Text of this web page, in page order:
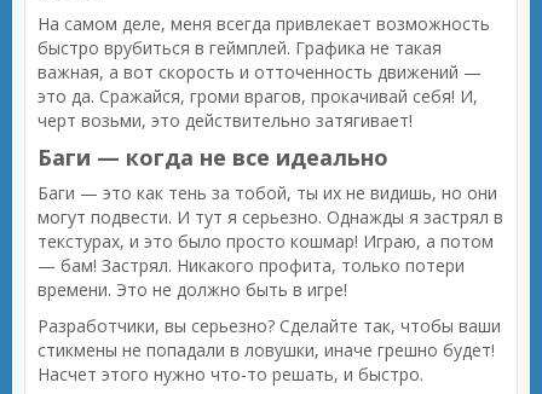
На самом деле, меня всегда привлекает возможность
быстро врубиться в геймплей. Графика не такая
важная, а вот скорость и отточенность движений —
это да. Сражайся, громи врагов, прокачивай себя! И,
черт возьми, это действительно затягивает!
Баги — когда не все идеально
Баги — это как тень за тобой, ты их не видишь, но они
могут подвести. И тут я серьезно. Однажды я застрял в
текстурах, и это было просто кошмар! Играю, а потом
— бам! Застрял. Никакого профита, только потери
времени. Это не должно быть в игре!
Разработчики, вы серьезно? Сделайте так, чтобы ваши
стикмены не попадали в ловушки, иначе грешно будет!
Насчет этого нужно что-то решать, и быстро.